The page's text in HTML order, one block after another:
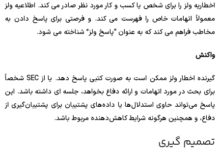
اخطاریه ولز را برای شخص یا کسب و کار مورد نظر صادر می کند. اطلاعیه ولز
معمولاً اتهامات خاص را فهرست می کند. و فرصتی برای پاسخ دادن به
مخاطب فراهم می کند که به عنوان “پاسخ ولز” شناخته می شود.
واکنش
گیرنده اخطار ولز ممکن است به صورت کتبی پاسخ دهد. یا از SEC شخصاً
برای بحث در مورد اتهامات و ارائه دفاع بخواهد، جلسه ای داشته باشد. این
پاسخ می‌تواند حاوی استدلال‌ها یا داده‌های پشتیبان برای پشتیبان‌گیری از
دفاع، و همچنین هرگونه شرایط کاهش‌دهنده مربوط باشد.
تصمیم گیری